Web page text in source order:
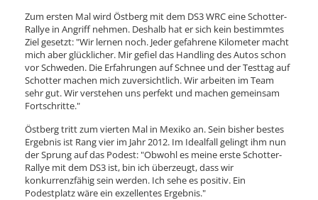
Zum ersten Mal wird Östberg mit dem DS3 WRC eine Schotter-
Rallye in Angriff nehmen. Deshalb hat er sich kein bestimmtes
Ziel gesetzt: "Wir lernen noch. Jeder gefahrene Kilometer macht
mich aber glücklicher. Mir gefiel das Handling des Autos schon
vor Schweden. Die Erfahrungen auf Schnee und der Testtag auf
Schotter machen mich zuversichtlich. Wir arbeiten im Team
sehr gut. Wir verstehen uns perfekt und machen gemeinsam
Fortschritte."
Östberg tritt zum vierten Mal in Mexiko an. Sein bisher bestes
Ergebnis ist Rang vier im Jahr 2012. Im Idealfall gelingt ihm nun
der Sprung auf das Podest: "Obwohl es meine erste Schotter-
Rallye mit dem DS3 ist, bin ich überzeugt, dass wir
konkurrenzfähig sein werden. Ich sehe es positiv. Ein
Podestplatz wäre ein exzellentes Ergebnis."